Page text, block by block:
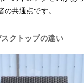
共通点です。
クトップの違い